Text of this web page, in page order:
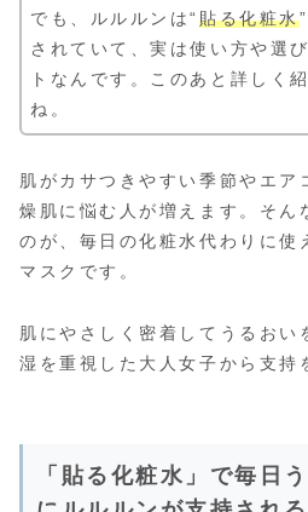
でも、ルルルンは“貼る化粧水
されていて、実は使い方や選
トなんです。このあと詳しく
ね。
肌がカサつきやすい季節やエア
燥肌に悩む人が増えます。そん
のが、毎日の化粧水代わりに使
マスクです。
肌にやさしく密着してうるおい
湿を重視した大人女子から支持
「貼る化粧水」で毎日